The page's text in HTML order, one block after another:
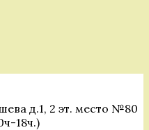
д.1, 2 эт. место №80
18ч.)